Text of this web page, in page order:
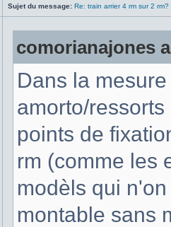
Sujet du message: Re: train arrier 4 rm sur 2 rm?
comorianajones
Dans la
amorto/
points de
rm (comme les
modèls qui
montable sans